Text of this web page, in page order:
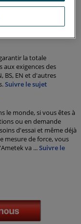
et leurs
le sujet
la totale
exigences des
BS, EN et d'autres
Suivre le sujet
le monde, si vous êtes à
ou en demande
d'essai et même déjà
mesure de force, vous
va ...Suivre le